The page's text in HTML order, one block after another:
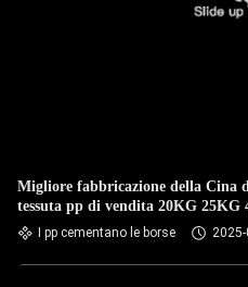
Migliore fabbricazione della Cina
tessuta pp di vendita 20KG 25KG
I pp cementano le borse